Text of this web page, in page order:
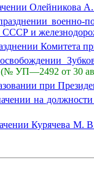
Олейникова
военно-
СССР и
Комитета
(№ УП—2492 от 30
при
на
Курячева М.